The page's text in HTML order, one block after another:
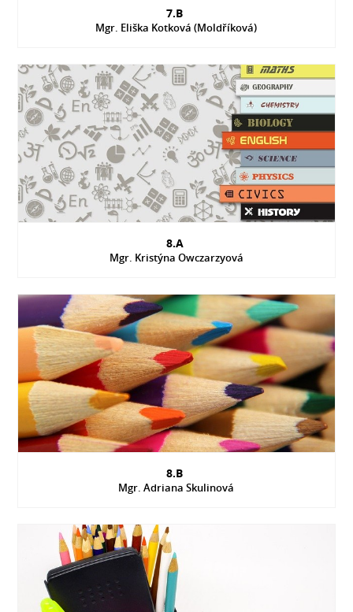
7.B
Mgr. Eliška Kotková (Moldříková)
8.A
Mgr. Kristýna Owczarzyová
8.B
Mgr. Adriana Skulinová